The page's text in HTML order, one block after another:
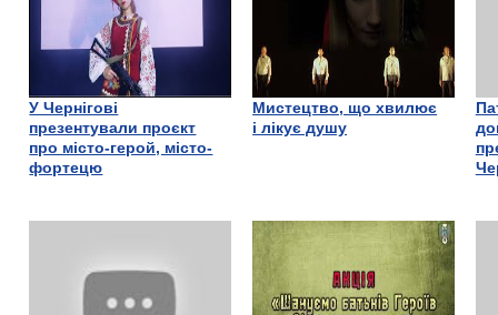
У Чернігові
презентували проєкт
про місто-герой, місто-
фортецю
Мистецтво, що хвилює
і лікує душу